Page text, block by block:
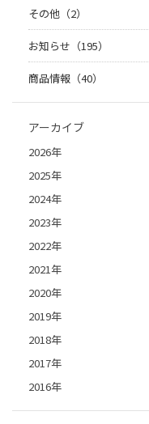
その他（2）
お知らせ（195）
商品情報（40）
アーカイブ
2026年
2025年
2024年
2023年
2022年
2021年
2020年
2019年
2018年
2017年
2016年